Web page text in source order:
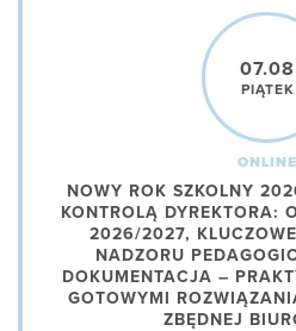
07.08
PIĄTEK
ONLINE
NOWY ROK SZKOLNY
KONTROLĄ DYREKTORA:
2026/2027,
NADZORU
DOKUMENTACJA –
GOTOWYMI
ZBĘDNEJ